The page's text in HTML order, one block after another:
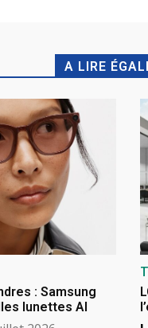
A LIRE
: Samsung
lunettes AI